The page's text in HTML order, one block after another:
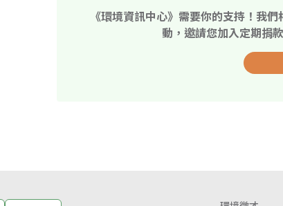
《環境資訊中心》需要你的支持！我
動，邀請您加入定期捐